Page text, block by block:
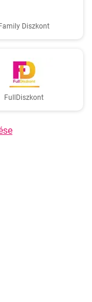
Family Diszkont
FullDiszkont